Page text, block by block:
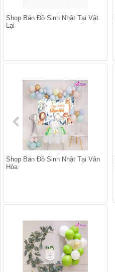
Shop Bán Đồ Sinh Nhật Tại Vật
Lại
Shop Bán Đồ Sinh Nhật Tại Vân
Hòa